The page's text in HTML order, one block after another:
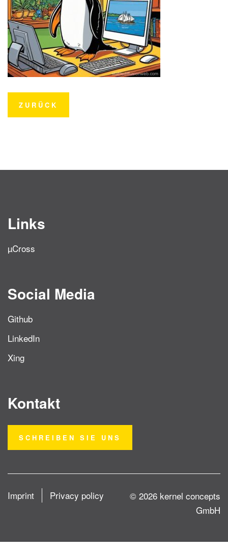
ZURÜCK
Links
µCross
Social Media
Github
LinkedIn
Xing
Kontakt
SCHREIBEN SIE UNS
Imprint Privacy policy
© 2026 kernel concepts
GmbH